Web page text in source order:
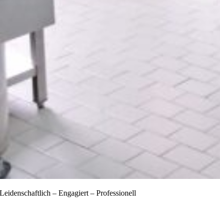
Leidenschaftlich – Engagiert – Professionell